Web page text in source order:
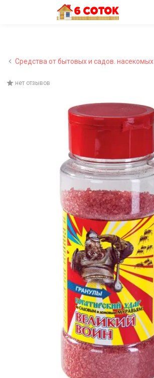
Средства от бытовых и садов. насекомых
нет отзывов